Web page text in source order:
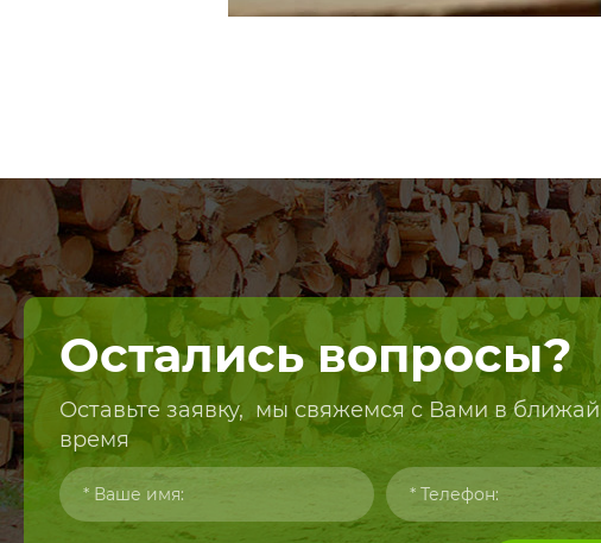
Остались вопросы?
Оставьте заявку, мы свяжемся с Вами в
время